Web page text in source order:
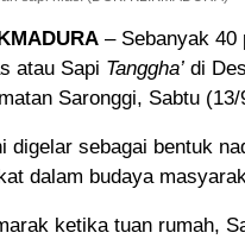
– Sebanyak 40
atau Sapi Tanggha’ di
Saronggi, Sabtu (13/
digelar sebagai bentuk
dalam budaya
ketika tuan rumah,